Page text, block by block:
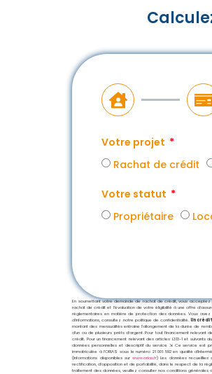
Votre projet
Rachat de crédit
Votre statut
Propriétaire
En soumettant votre demande de rachat de crédit, vous acceptez
rachat de crédit et l’évaluation de votre éligibilité à une offre
réglementaires en matière de protection des données. Vous
d’informations, consultez notre politique de confidentialité. Un
montant des mensualités entraine l’allongement de la durée de
d’un ou de plusieurs prêts d’argent. Pour tout financement
crédit. Pour un financement relevant des articles L313-1 et
données personnelles et descriptif du service ⇲ Ce service est
immatriculée à l’ORIAS sous le numéro 21 001 592 en qualité
(Informations disponibles sur www.orias.fr) Les données
rectification, d’opposition et de portabilité, dans le respect de la
traitement des données, veuillez consulter nos conditions générales